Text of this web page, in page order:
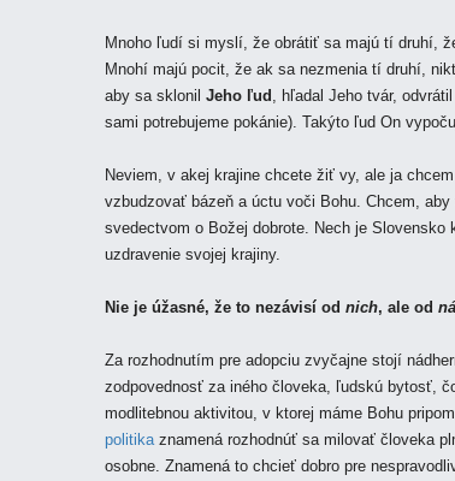
Mnoho ľudí si myslí, že obrátiť sa majú tí druhí,
Mnohí majú pocit, že ak sa nezmenia tí druhí,
aby sa sklonil Jeho ľud , hľadal Jeho tvár,
sami potrebujeme pokánie). Takýto ľud On
Neviem, v akej krajine chcete žiť vy, ale ja
vzbudzovať bázeň a úctu voči Bohu. Chcem,
svedectvom o Božej dobrote. Nech je
uzdravenie svojej krajiny.
Nie je úžasné, že to nezávisí od nich, ale od
Za rozhodnutím pre adopciu zvyčajne stojí
zodpovednosť za iného človeka, ľudskú bytosť,
modlitebnou aktivitou, v ktorej máme Bohu
politika znamená rozhodnúť sa milovať človeka
osobne. Znamená to chcieť dobro pre